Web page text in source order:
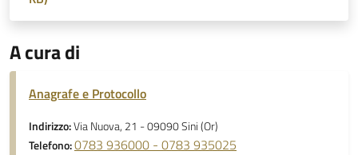
A cura di
Anagrafe e Protocollo
Indirizzo:Via Nuova, 21 - 09090 Sini (Or)
Telefono:0783 936000 - 0783 935025